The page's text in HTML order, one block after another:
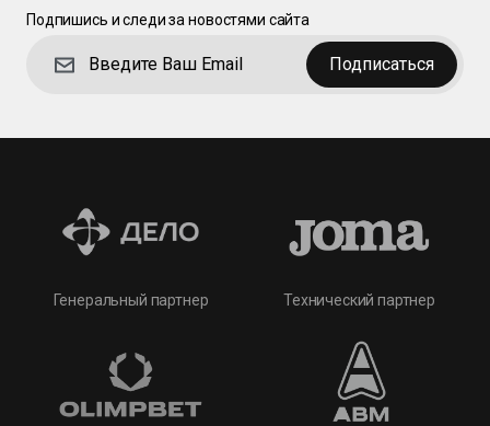
Подпишись и следи за новостями сайта
Подписаться
Генеральный партнер Технический партнер